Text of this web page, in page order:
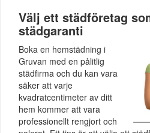
Välj ett städföretag
städgaranti
Boka en hemstädning i
Gruvan med en pålitlig
städfirma och du kan vara
säker att varje
kvadratcentimeter av ditt
hem kommer att vara
professionellt rengjort och